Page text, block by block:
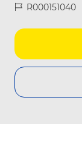
Job IdR000151040